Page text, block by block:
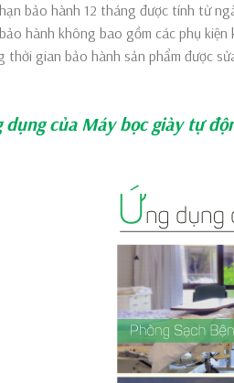
bảo hành 12 tháng được tính từ
hành không bao gồm các phụ kiện
thời gian bảo hành sản phẩm được
dụng của Máy bọc giày tự